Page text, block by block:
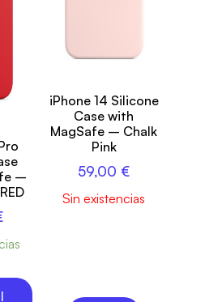
–
iPhone 14 Silicone
Case with
MagSafe – Chalk
Pink
59,00 €
Sin existencias